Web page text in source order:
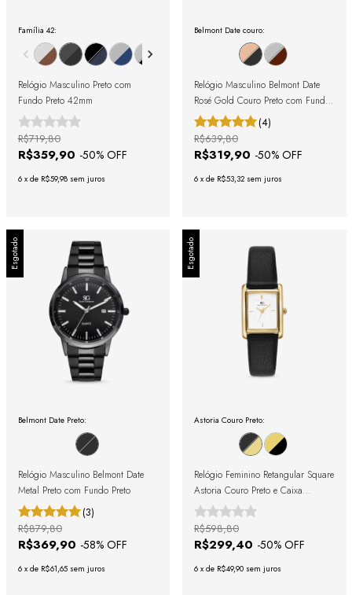
Família 42:
Relógio Masculino Preto com
Fundo Preto 42mm
R$359,90 -50% OFF
R$719,80
6 x de R$59,98 sem juros
Belmont Date couro:
Relógio Masculino Belmont Date
Rosé Gold Couro Preto com Fundo
Verde Esmeralda(4)
R$319,90 -50% OFF
R$639,80
6 x de R$53,32 sem juros
Esgotado
Belmont Date Preto:
Relógio Masculino Belmont Date
Metal Preto com Fundo Preto
(3)
R$369,90 -58% OFF
R$879,80
6 x de R$61,65 sem juros
Esgotado
Astoria Couro Preto:
Relógio Feminino Retangular Square
Astoria Couro Preto e Caixa
Dourada
R$299,40 -50% OFF
R$598,80
6 x de R$49,90 sem juros